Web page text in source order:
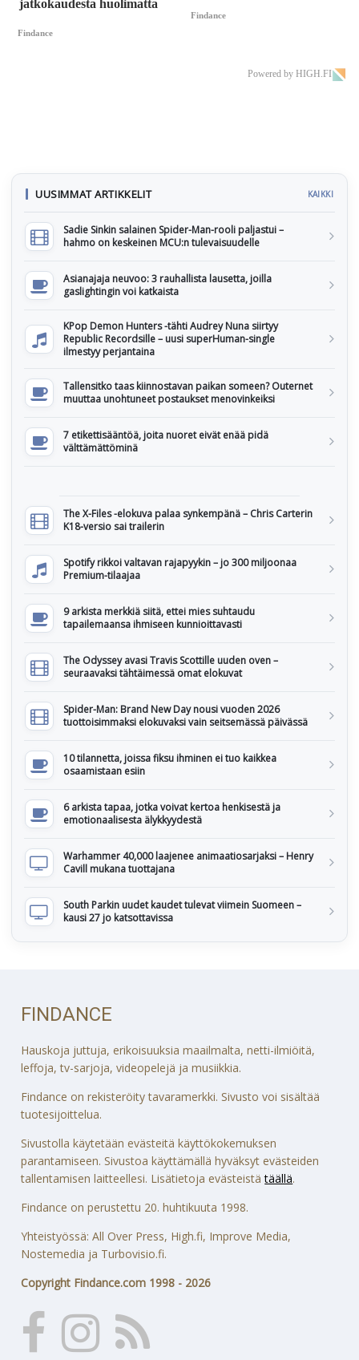
jatkokaudesta huolimatta
Findance
Findance
Powered by HIGH.FI
UUSIMMAT ARTIKKELIT KAIKKI
Sadie Sinkin salainen Spider-Man-rooli paljastui –
hahmo on keskeinen MCU:n tulevaisuudelle
Asianajaja neuvoo: 3 rauhallista lausetta, joilla
gaslightingin voi katkaista
KPop Demon Hunters -tähti Audrey Nuna siirtyy
Republic Recordsille – uusi superHuman-single
ilmestyy perjantaina
Tallensitko taas kiinnostavan paikan someen? Outernet
muuttaa unohtuneet postaukset menovinkeiksi
7 etikettisääntöä, joita nuoret eivät enää pidä
välttämättöminä
The X-Files -elokuva palaa synkempänä – Chris Carterin
K18-versio sai trailerin
Spotify rikkoi valtavan rajapyykin – jo 300 miljoonaa
Premium-tilaajaa
9 arkista merkkiä siitä, ettei mies suhtaudu
tapailemaansa ihmiseen kunnioittavasti
The Odyssey avasi Travis Scottille uuden oven –
seuraavaksi tähtäimessä omat elokuvat
Spider-Man: Brand New Day nousi vuoden 2026
tuottoisimmaksi elokuvaksi vain seitsemässä päivässä
10 tilannetta, joissa fiksu ihminen ei tuo kaikkea
osaamistaan esiin
6 arkista tapaa, jotka voivat kertoa henkisestä ja
emotionaalisesta älykkyydestä
Warhammer 40,000 laajenee animaatiosarjaksi – Henry
Cavill mukana tuottajana
South Parkin uudet kaudet tulevat viimein Suomeen –
kausi 27 jo katsottavissa
FINDANCE
Hauskoja juttuja, erikoisuuksia maailmalta, netti-ilmiöitä,
leffoja, tv-sarjoja, videopelejä ja musiikkia.
Findance on rekisteröity tavaramerkki. Sivusto voi sisältää
tuotesijoittelua.
Sivustolla käytetään evästeitä käyttökokemuksen
parantamiseen. Sivustoa käyttämällä hyväksyt evästeiden
tallentamisen laitteellesi. Lisätietoja evästeistätäällä.
Findance on perustettu 20. huhtikuuta 1998.
Yhteistyössä: All Over Press, High.fi, Improve Media,
Nostemedia ja Turbovisio.fi.
Copyright Findance.com 1998 - 2026